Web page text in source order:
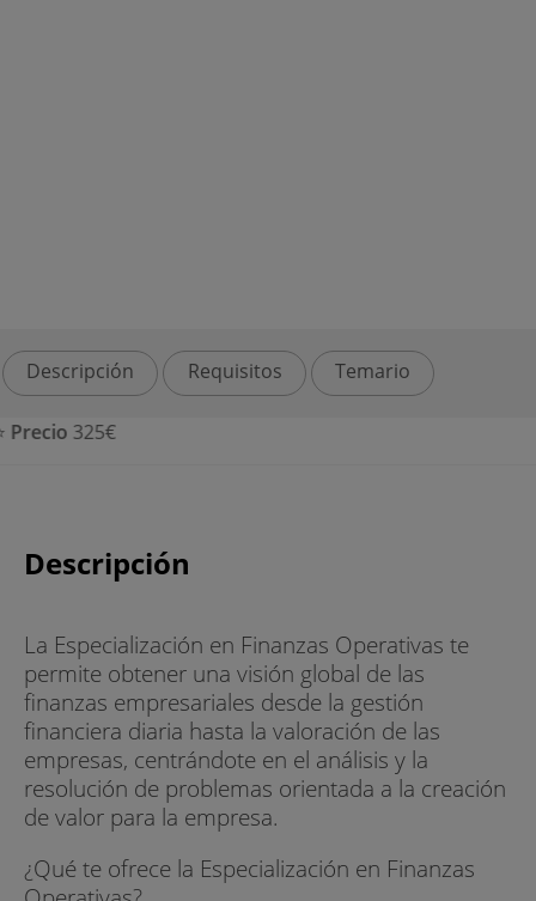
Descripción Requisitos Temario
Precio325€
Descripción
La Especialización en Finanzas Operativas te
permite obtener una visión global de las
finanzas empresariales desde la gestión
financiera diaria hasta la valoración de las
empresas, centrándote en el análisis y la
resolución de problemas orientada a la creación
de valor para la empresa.
¿Qué te ofrece la Especialización en Finanzas